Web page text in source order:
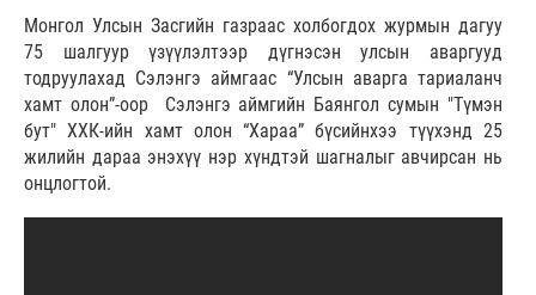
Монгол Улсын Засгийн газраас холбогдох журмын дагуу
75 шалгуур үзүүлэлтээр дүгнэсэн улсын аваргууд
тодруулахад Сэлэнгэ аймгаас “Улсын аварга тариаланч
хамт олон”-оор Сэлэнгэ аймгийн Баянгол сумын "Түмэн
бут" ХХК-ийн хамт олон “Хараа” бүсийнхээ түүхэнд 25
жилийн дараа энэхүү нэр хүндтэй шагналыг авчирсан нь
онцлогтой.